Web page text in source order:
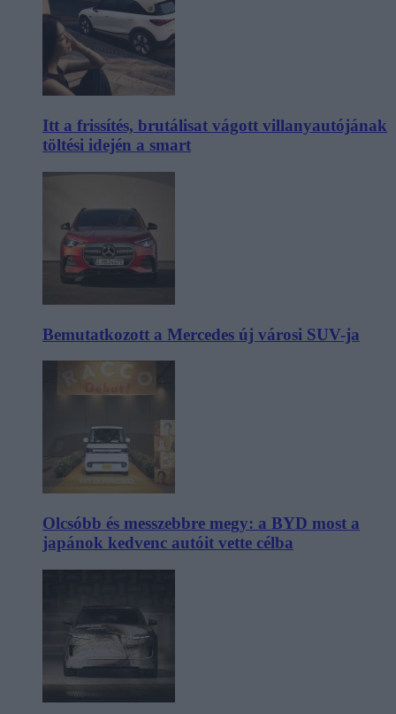
Itt a frissítés, brutálisat vágott villanyautójának
töltési idején a smart
Bemutatkozott a Mercedes új városi SUV-ja
Olcsóbb és messzebbre megy: a BYD most a
japánok kedvenc autóit vette célba